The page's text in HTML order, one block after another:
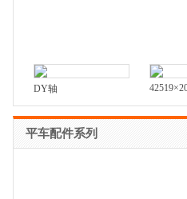
DY轴
平车配件系列